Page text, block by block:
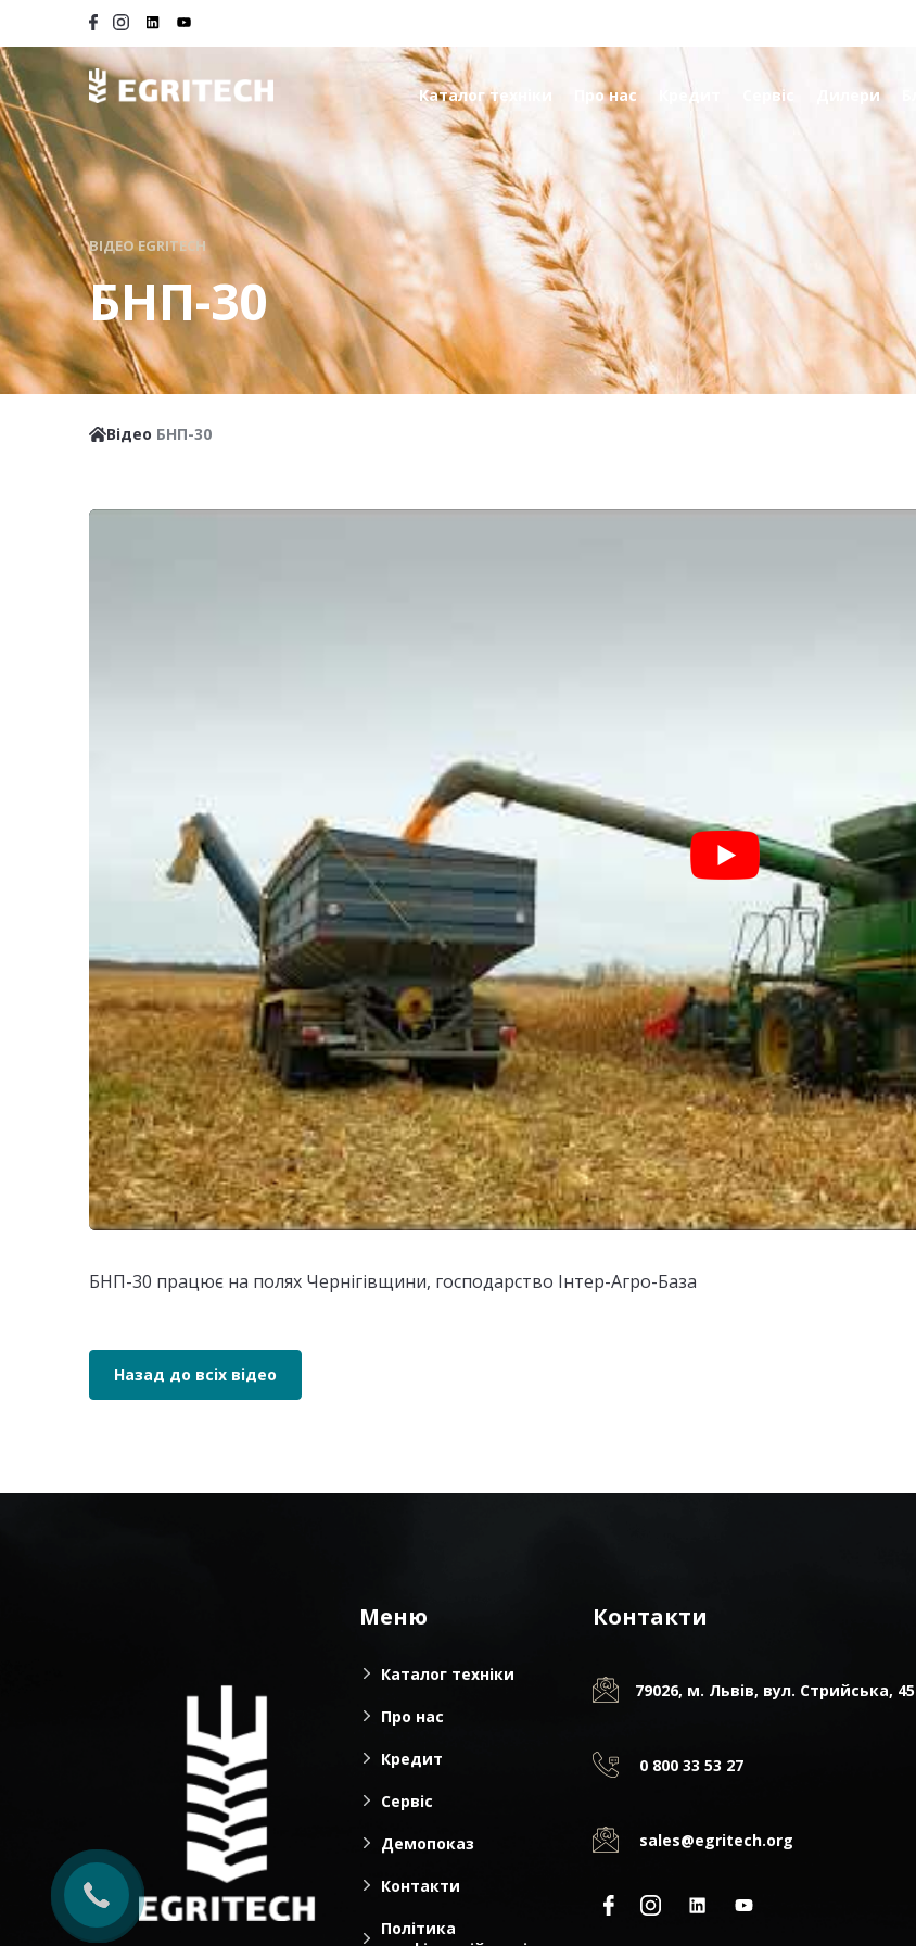
Каталог техніки Про нас Кредит Сервіс Дилери
ВІДЕО EGRITECH
БНП-30
Відео БНП-30
БНП-30 працює на полях Чернігівщини, господарство Інтер-Агро-База
Назад до всіх відео
Меню
Каталог техніки
Про нас
Кредит
Сервіс
Демопоказ
Контакти
Політика
Контакти
79026, м. Львів, вул. Стрийська, 45
0 800 33 53 27
sales@egritech.org